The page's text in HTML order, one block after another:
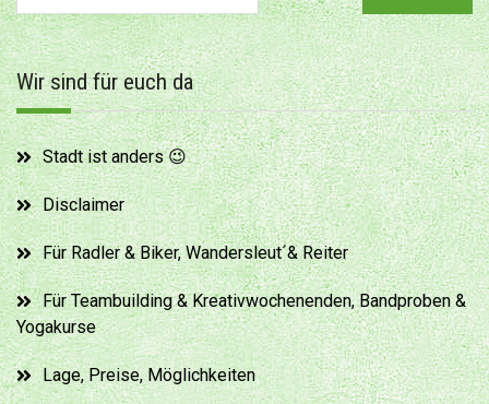
Wir sind für euch da
Stadt ist anders 😉
Disclaimer
Für Radler & Biker, Wandersleut´& Reiter
Für Teambuilding & Kreativwochenenden, Bandproben &
Yogakurse
Lage, Preise, Möglichkeiten